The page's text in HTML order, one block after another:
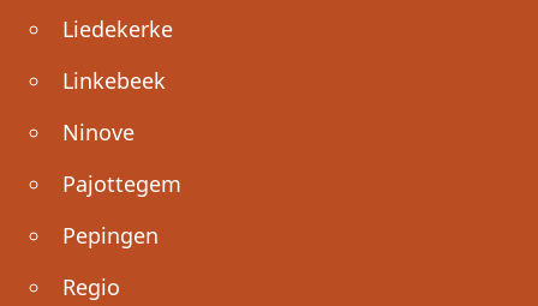
Liedekerke
Linkebeek
Ninove
Pajottegem
Pepingen
Regio